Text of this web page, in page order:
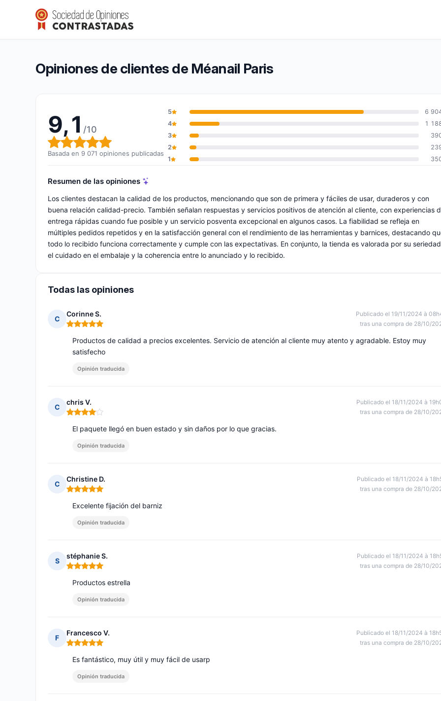
Méanail Paris
Calificación global: 9,1 de 10
9,1/10(9 071 opiniones)
Opiniones de clientes de Méanail Paris
9,1 /10
Calificación global: 9,1 de 10
Basada en 9 071 opiniones publicadas
5
6
4
1
3
2
1
Resumen de las opiniones
Los clientes destacan la calidad de los productos, mencionando que son de primera y fáciles de usar, duraderos y con
buena relación calidad-precio. También señalan respuestas y servicios positivos de atención al cliente, con experiencias
entrega rápidas cuando fue posible y un servicio posventa excepcional en algunos casos. La fiabilidad se refleja en
múltiples pedidos repetidos y en la satisfacción general con el rendimiento de las herramientas y barnices, destacando
todo lo recibido funciona correctamente y cumple con las expectativas. En conjunto, la tienda es valorada por su
el cuidado en el embalaje y la coherencia entre lo anunciado y lo recibido.
Todas las opiniones
C
Corinne S.
Nota: 5 de 5
Publicado el 19/11/2024 à
tras una compra de 28/10/
Productos de calidad a precios excelentes. Servicio de atención al cliente muy atento y agradable. Estoy muy
satisfecho
Opinión traducida
C
chris V.
Nota: 4 de 5
Publicado el 18/11/2024 à
tras una compra de 28/10/
El paquete llegó en buen estado y sin daños por lo que gracias.
Opinión traducida
C
Christine D.
Nota: 5 de 5
Publicado el 18/11/2024 à
tras una compra de 28/10/
Excelente fijación del barniz
Opinión traducida
S
stéphanie S.
Nota: 5 de 5
Publicado el 18/11/2024 à
tras una compra de 28/10/
Productos estrella
Opinión traducida
F
Francesco V.
Nota: 5 de 5
Publicado el 18/11/2024 à
tras una compra de 28/10/
Es fantástico, muy útil y muy fácil de usarp
Opinión traducida